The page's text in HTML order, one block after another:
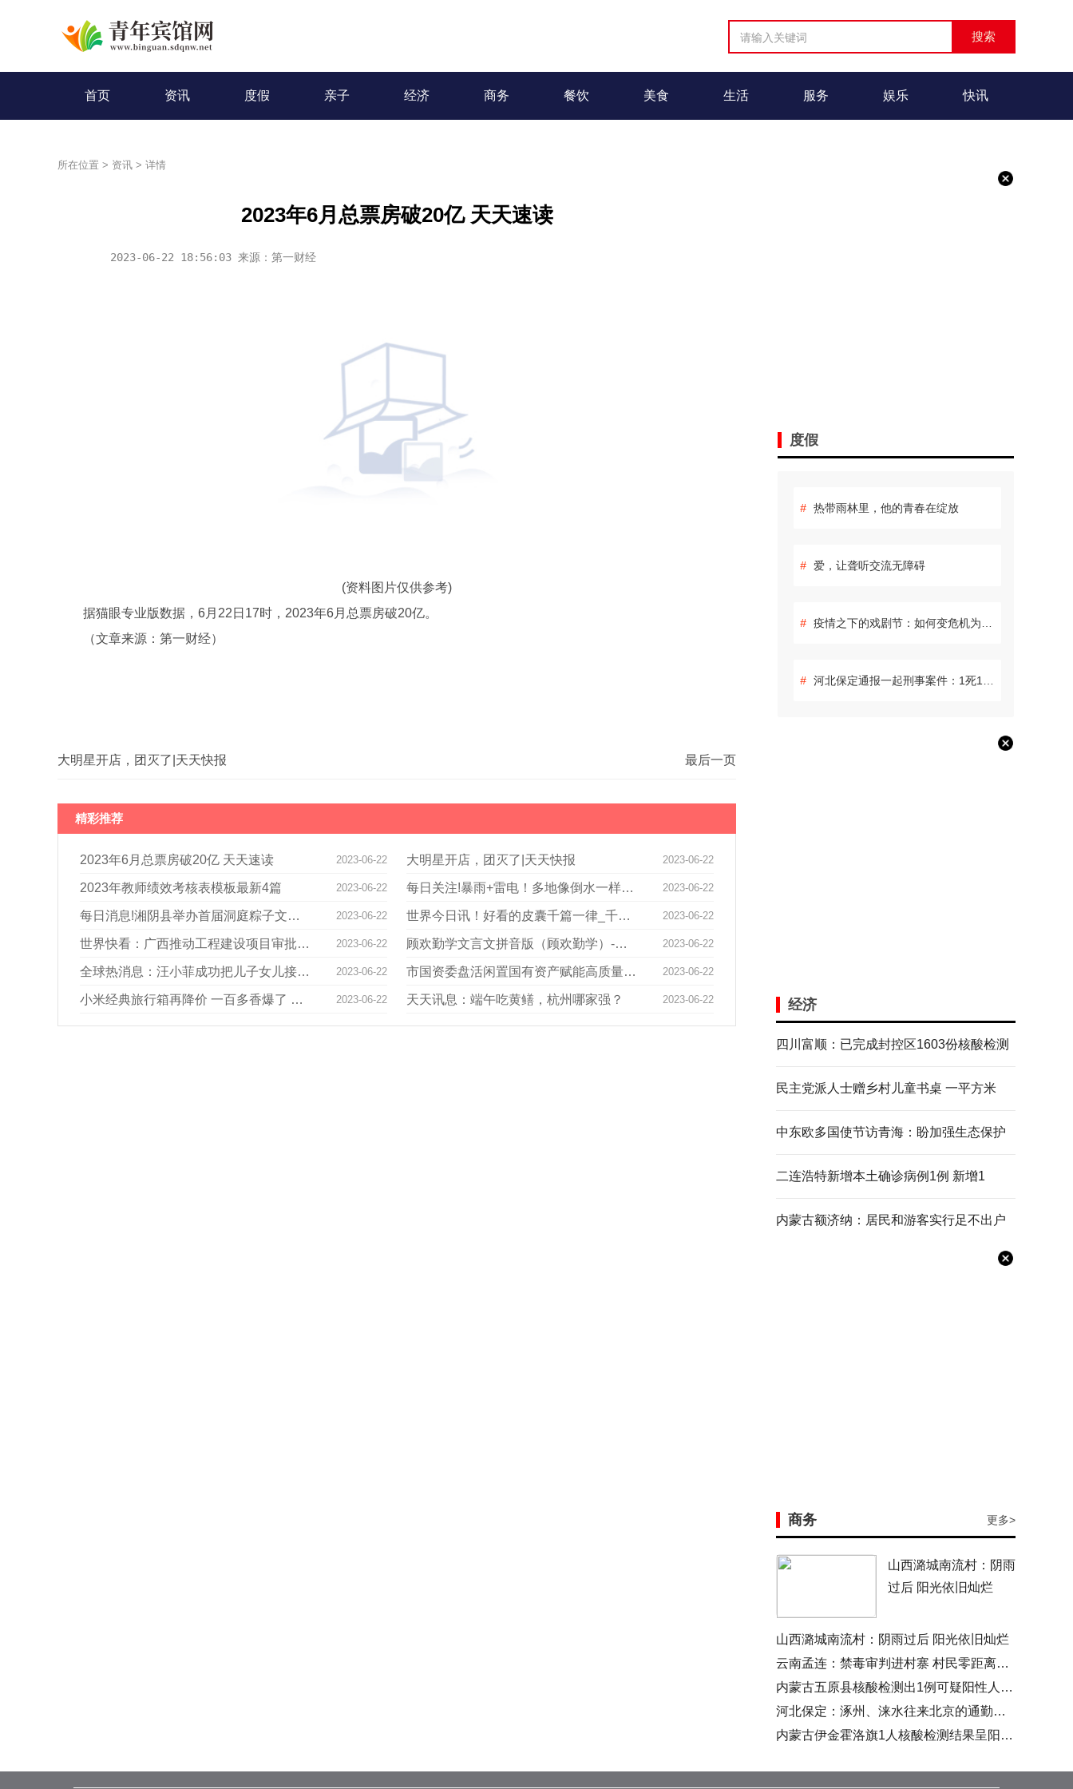
首页 资讯 度假 亲子 经济 商务 餐饮 美食 生活 服务 娱乐 快讯
所在位置 > 资讯 > 详情
2023年6月总票房破20亿 天天速读
2023-06-22 18:56:03 来源：第一财经
(资料图片仅供参考)
据猫眼专业版数据，6月22日17时，2023年6月总票房破20亿。
（文章来源：第一财经）
大明星开店，团灭了|天天快报 最后一页
精彩推荐
2023-06-22
2023年6月总票房破20亿 天天速读 2023-06-22
大明星开店，团灭了|天天快报
2023-06-22
2023年教师绩效考核表模板最新4篇 2023-06-22
每日关注!暴雨+雷电！多地像倒水一样！福州接下来……
2023-06-22
每日消息!湘阴县举办首届洞庭粽子文化节 以“粽”为媒邀乡贤回家 2023-06-22
世界今日讯！好看的皮囊千篇一律_千篇一律的意思
2023-06-22
世界快看：广西推动工程建设项目审批制度深层次改革 全力打造一流工程建设领域营商环境 2023-06-22
顾欢勤学文言文拼音版（顾欢勤学）-世界微头条
2023-06-22
全球热消息：汪小菲成功把儿子女儿接回北京，奶奶表示要带孙子孙女去游乐园 2023-06-22
市国资委盘活闲置国有资产赋能高质量发展-天天热讯
2023-06-22
小米经典旅行箱再降价 一百多香爆了 今日热门 2023-06-22
天天讯息：端午吃黄鳝，杭州哪家强？
度假
# 热带雨林里，他的青春在绽放
# 爱，让聋听交流无障碍
# 疫情之下的戏剧节：如何变危机为生机
# 河北保定通报一起刑事案件：1死1伤 嫌疑人自杀身亡
经济
四川富顺：已完成封控区1603份核酸检测
民主党派人士赠乡村儿童书桌 一平方米
中东欧多国使节访青海：盼加强生态保护
二连浩特新增本土确诊病例1例 新增1
内蒙古额济纳：居民和游客实行足不出户
商务 更多>
山西潞城南流村：阴雨
过后 阳光依旧灿烂
山西潞城南流村：阴雨过后 阳光依旧灿烂
云南孟连：禁毒审判进村寨 村民零距离看庭审
内蒙古五原县核酸检测出1例可疑阳性人员 经复核呈阳性
河北保定：涿州、涞水往来北京的通勤人员需持单位证明
内蒙古伊金霍洛旗1人核酸检测结果呈阳性 为运煤司机